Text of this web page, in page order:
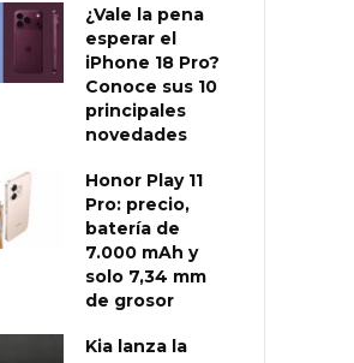
¿Vale la pena
esperar el
iPhone 18 Pro?
Conoce sus 10
principales
novedades
Honor Play 11
Pro: precio,
batería de
7.000 mAh y
solo 7,34 mm
de grosor
Kia lanza la